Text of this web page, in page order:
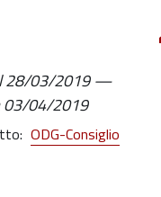
28/03/2019—
03/04/2019
ODG-Consiglio